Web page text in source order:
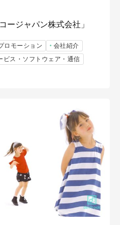
ージャパン株式会社」
ロモーション
会社紹介
ビス・ソフトウェア・通信